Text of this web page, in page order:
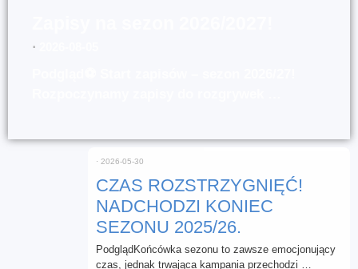
⋅
CZAS ROZSTRZYGNIĘĆ!
NADCHODZI KONIEC
SEZONU 2025/26.
⋅ 2026-05-30
PodglądKońcówka sezonu to zawsze emocjonujący
czas, jednak trwająca kampania przechodzi …